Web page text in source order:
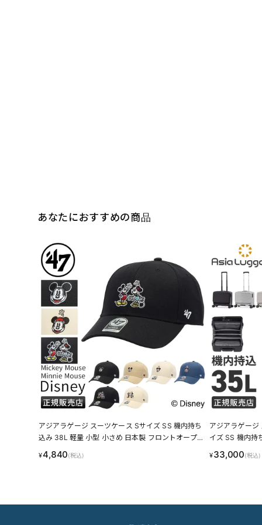
あなたにおすすめの商品
アジアラゲージ スーツケース Sサイズ SS 機内持ち
込み 38L 軽量 小型 小さめ 日本製 フロントオープン
静音キャスター ストッパー フレームタイプ 4輪 双輪
キャリーケース キャリーバッグ A.L.I MAX BOX Riv
¥4,840(税込)
アジアラゲージ
イズ SS 機内持
ロントオープ
ASIA
¥33,000(税込)